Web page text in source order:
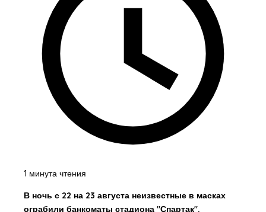
1 минута чтения
В ночь с 22 на 23 августа неизвестные в масках
ограбили банкоматы стадиона "Спартак".